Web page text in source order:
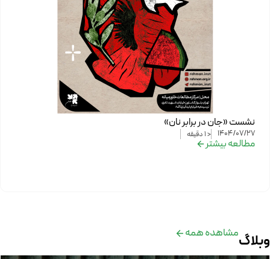
نشست «جان در برابر نان»
1404/07/27
< 1 دقیقه
مطالعه بیشتر
وبلاگمشاهده همه